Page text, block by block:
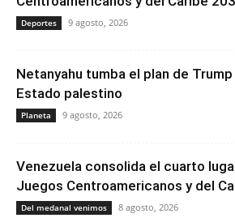
Deportes 9 agosto, 2026
Netanyahu tumba el plan de
Estado palestino
Planeta 9 agosto, 2026
Venezuela consolida el cuarto
Juegos Centroamericanos y del
Del medanal venimos 8 agosto, 2026